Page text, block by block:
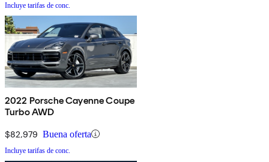
Incluye tarifas de conc.
2022 Porsche Cayenne Coupe
Turbo AWD
$82,979 Buena oferta
Incluye tarifas de conc.